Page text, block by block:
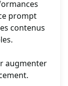
prompt
contenus
augmenter